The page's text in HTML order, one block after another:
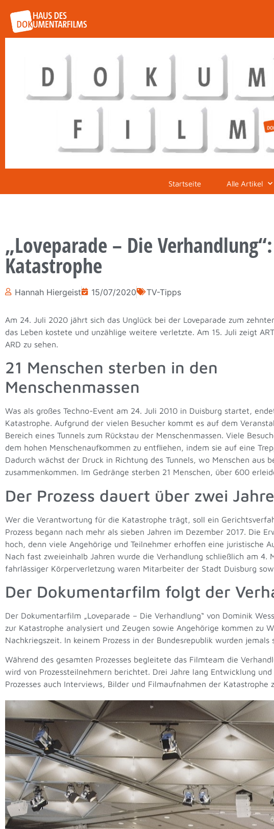
Startseite Alle Artikel
„Loveparade – Die
Katastrophe
Hannah Hiergeist 15/07/2020 TV-Tipps
Am 24. Juli 2020 jährt sich das Unglück bei der Loveparade zum
das Leben kostete und unzählige weitere verletzte. Am 15. Juli zeigt
ARD zu sehen.
21 Menschen sterben in den
Menschenmassen
Was als großes Techno-Event am 24. Juli 2010 in Duisburg startet,
Katastrophe. Aufgrund der vielen Besucher kommt es auf dem
Bereich eines Tunnels zum Rückstau der Menschenmassen. Viele
dem hohen Menschenaufkommen zu entfliehen, indem sie auf eine
Dadurch wächst der Druck in Richtung des Tunnels, wo Menschen aus
zusammenkommen. Im Gedränge sterben 21 Menschen, über 600
Der Prozess dauert über zwei Jahre
Wer die Verantwortung für die Katastrophe trägt, soll ein
Prozess begann nach mehr als sieben Jahren im Dezember 2017. Die
hoch, denn viele Angehörige und Teilnehmer erhoffen eine juristische
Nach fast zweieinhalb Jahren wurde die Verhandlung schließlich am
fahrlässiger Körperverletzung waren Mitarbeiter der Stadt Duisburg
Der Dokumentarfilm folgt der
Der Dokumentarfilm „Loveparade – Die Verhandlung“ von Dominik
zur Katastrophe analysiert und Zeugen sowie Angehörige kommen zu
Nachkriegszeit. In keinem Prozess in der Bundesrepublik wurden
Während des gesamten Prozesses begleitete das Filmteam die
wird von Prozessteilnehmern berichtet. Drei Jahre lang Entwicklung
Prozesses auch Interviews, Bilder und Filmaufnahmen der